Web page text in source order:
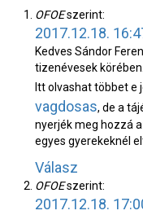
OFOEszerint:
2017.12.18.
Kedves Sándor
tizenévesek
Itt olvashat többet e
vagdosas, de a
nyerjék meg hozzá
egyes gyerekeknél
Válasz
OFOEszerint:
2017.12.18.